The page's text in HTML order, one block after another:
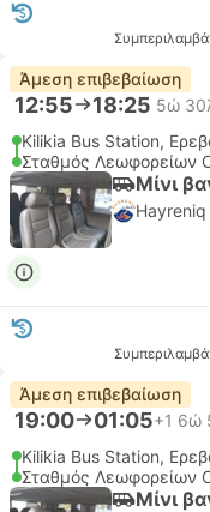
Άμεση επιβεβαίωση
12:55 18:25 5ώ
Kilikia Bus Station,
Σταθμός Λεωφορείων
Μίνι
Hayreniq
Άμεση επιβεβαίωση
19:00 01:05+1 6ώ
Kilikia Bus Station,
Σταθμός Λεωφορείων
Μίνι